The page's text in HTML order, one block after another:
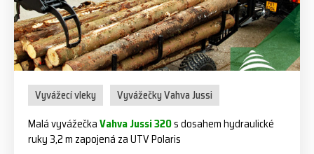
Vyvážecí vleky
Vyvážečky Vahva Jussi
Malá vyvážečkaVahva Jussi 320s dosahem hydraulické
ruky 3,2 m zapojená za UTV Polaris